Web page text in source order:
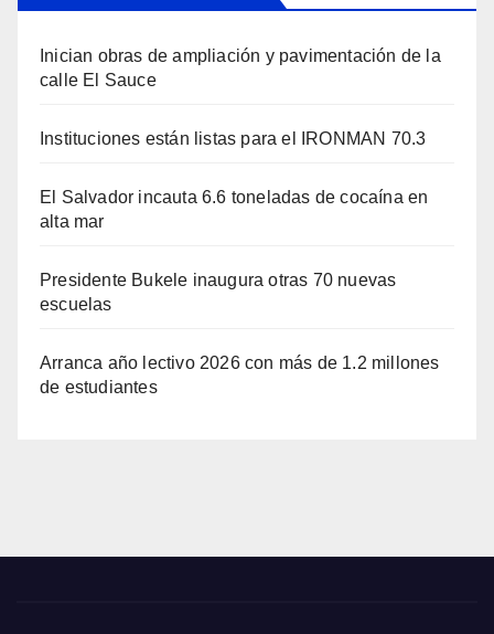
Inician obras de ampliación y pavimentación de la
calle El Sauce
Instituciones están listas para el IRONMAN 70.3
El Salvador incauta 6.6 toneladas de cocaína en
alta mar
Presidente Bukele inaugura otras 70 nuevas
escuelas
Arranca año lectivo 2026 con más de 1.2 millones
de estudiantes